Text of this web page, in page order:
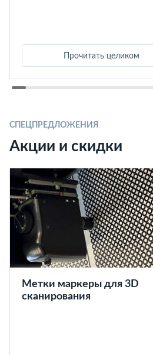
Прочитать целиком
СПЕЦПРЕДЛОЖЕНИЯ
Акции и скидки
Метки маркеры для 3D
сканирования